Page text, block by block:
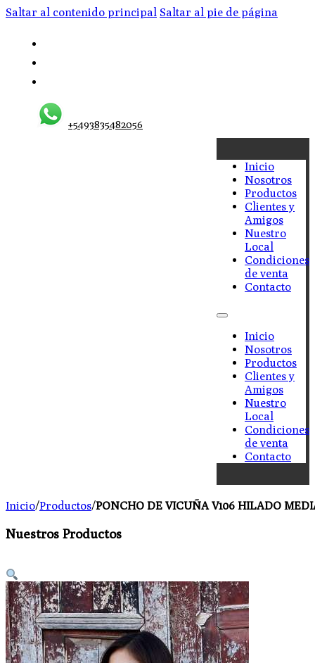
Saltar al contenido principal Saltar al pie de página
+5493835482056
Inicio
Nosotros
Productos
Clientes y
Amigos
Nuestro
Local
Condiciones
de venta
Contacto
Inicio
Nosotros
Productos
Clientes y
Amigos
Nuestro
Local
Condiciones
de venta
Contacto
Inicio/Productos/PONCHO DE VICUÑA V106 HILADO
Nuestros Productos